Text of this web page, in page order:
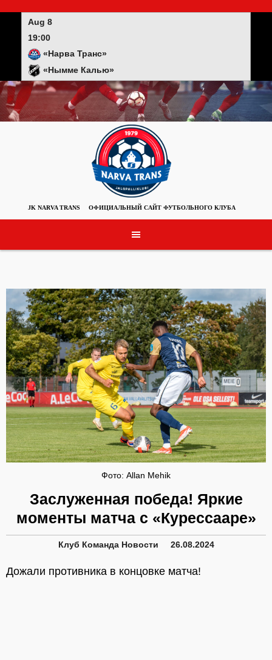
Aug 8
19:00
«Нарва Транс»
«Нымме Калью»
JK NARVA TRANS ОФИЦИАЛЬНЫЙ САЙТ ФУТБОЛЬНОГО КЛУБА
Фото: Allan Mehik
Заслуженная победа! Яркие
моменты матча с «Курессааре»
Клуб Команда Новости 26.08.2024
Дожали противника в концовке матча!